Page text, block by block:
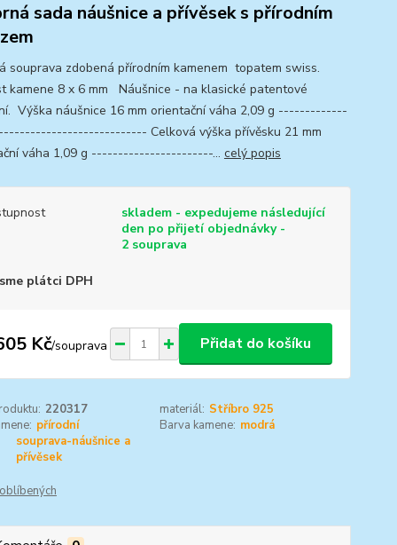
sada náušnice a přívěsek s přírodním
souprava zdobená přírodním kamenem topatem swiss.
kamene 8 x 6 mm Náušnice - na klasické patentové
Výška náušnice 16 mm orientační váha 2,09 g -------------
Celková výška přívěsku 21 mm
váha 1,09 g -----------------------... celý popis
skladem - expedujeme následující
den po přijetí objednávky -
2 souprava
plátci DPH
Kč/souprava Přidat do košíku
220317 materiál: Stříbro 925
přírodní Barva kamene: modrá
souprava-náušnice a
přívěsek